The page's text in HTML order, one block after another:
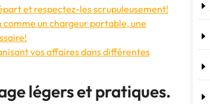
et respectez-les scrupuleusement!
comme un chargeur portable, une
vos affaires dans différentes
légers et pratiques.